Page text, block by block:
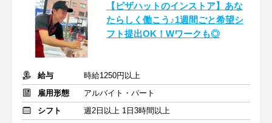
【ピザハットのインストア】あな
たらしく働こう♪1週間ごと希望シ
フト提出OK！Wワークも◎
給与
時給1250円以上
雇用形態
アルバイト・パート
シフト
週2日以上 1日3時間以上